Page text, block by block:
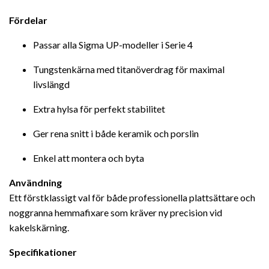
Fördelar
Passar alla Sigma UP-modeller i Serie 4
Tungstenkärna med titanöverdrag för maximal
livslängd
Extra hylsa för perfekt stabilitet
Ger rena snitt i både keramik och porslin
Enkel att montera och byta
Användning
Ett förstklassigt val för både professionella plattsättare och
noggranna hemmafixare som kräver ny precision vid
kakelskärning.
Specifikationer